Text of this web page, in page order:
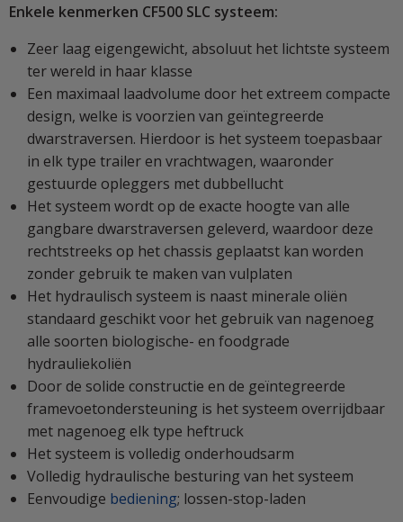
Enkele kenmerken CF500 SLC systeem:
Zeer laag eigengewicht, absoluut het lichtste systeem
ter wereld in haar klasse
Een maximaal laadvolume door het extreem compacte
design, welke is voorzien van geïntegreerde
dwarstraversen. Hierdoor is het systeem toepasbaar
in elk type trailer en vrachtwagen, waaronder
gestuurde opleggers met dubbellucht
Het systeem wordt op de exacte hoogte van alle
gangbare dwarstraversen geleverd, waardoor deze
rechtstreeks op het chassis geplaatst kan worden
zonder gebruik te maken van vulplaten
Het hydraulisch systeem is naast minerale oliën
standaard geschikt voor het gebruik van nagenoeg
alle soorten biologische- en foodgrade
hydrauliekoliën
Door de solide constructie en de geïntegreerde
framevoetondersteuning is het systeem overrijdbaar
met nagenoeg elk type heftruck
Het systeem is volledig onderhoudsarm
Volledig hydraulische besturing van het systeem
Eenvoudige bediening; lossen-stop-laden